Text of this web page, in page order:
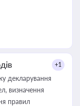
+1
декларування
визначення
правил